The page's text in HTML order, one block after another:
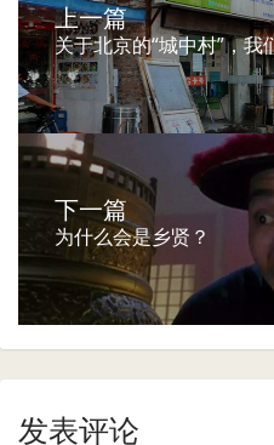
上一篇
关于北京的“城中村”，
下一篇
为什么会是乡贤？
发表评论